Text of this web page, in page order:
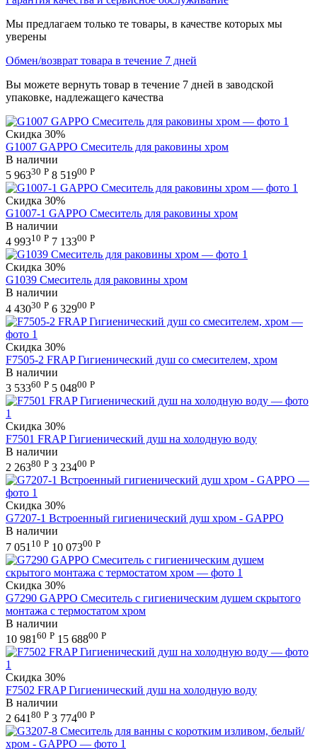
Мы предлагаем только те товары, в качестве которых мы
уверены
Обмен/возврат товара в течение 7 дней
Вы можете вернуть товар в течение 7 дней в заводской
упаковке, надлежащего качества
Скидка 30%
G1007 GAPPO Смеситель для раковины хром
В наличии
5 96330 Р 8 51900 Р
Скидка 30%
G1007-1 GAPPO Смеситель для раковины хром
В наличии
4 99310 Р 7 13300 Р
Скидка 30%
G1039 Смеситель для раковины хром
В наличии
4 43030 Р 6 32900 Р
Скидка 30%
F7505-2 FRAP Гигиенический душ со смесителем, хром
В наличии
3 53360 Р 5 04800 Р
Скидка 30%
F7501 FRAP Гигиенический душ на холодную воду
В наличии
2 26380 Р 3 23400 Р
Скидка 30%
G7207-1 Встроенный гигиенический душ хром - GAPPO
В наличии
7 051 10 Р 10 07300 Р
Скидка 30%
G7290 GAPPO Смеситель с гигиеническим душем скрытого
монтажа с термостатом хром
В наличии
10 981 60 Р 15 68800 Р
Скидка 30%
F7502 FRAP Гигиенический душ на холодную воду
В наличии
2 641 80 Р 3 77400 Р